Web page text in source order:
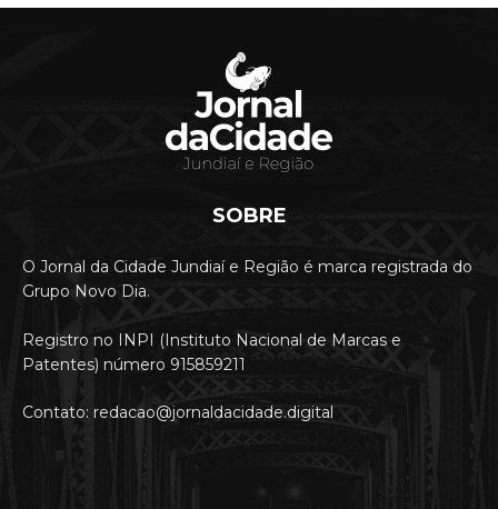
SOBRE
O Jornal da Cidade Jundiaí e Região é marca registrada do
Grupo Novo Dia.
Registro no INPI (Instituto Nacional de Marcas e
Patentes) número 915859211
Contato: redacao@jornaldacidade.digital